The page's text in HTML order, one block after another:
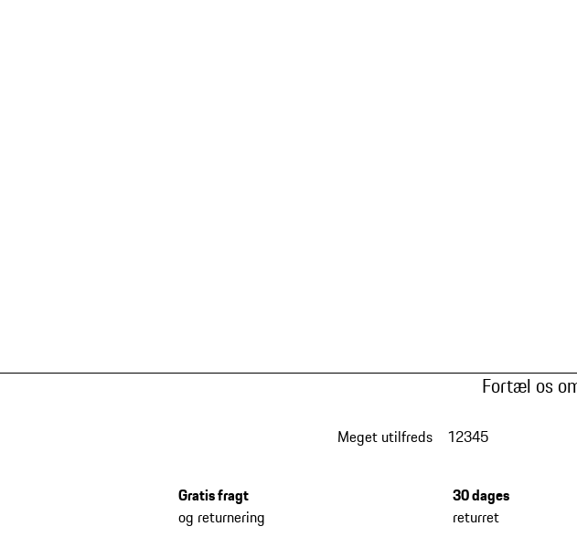
Fortæl os
Meget utilfreds 12345
Gratis fragt
og returnering
30 dages
returret